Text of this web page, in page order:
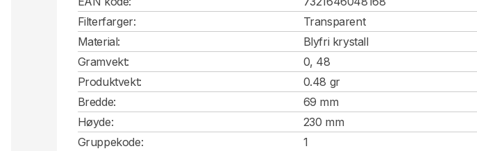
Filterfarger:
Transparent
Material:
Blyfri krystall
Gramvekt:
0, 48
Produktvekt:
0.48 gr
Bredde:
69 mm
Høyde:
230 mm
Gruppekode:
1